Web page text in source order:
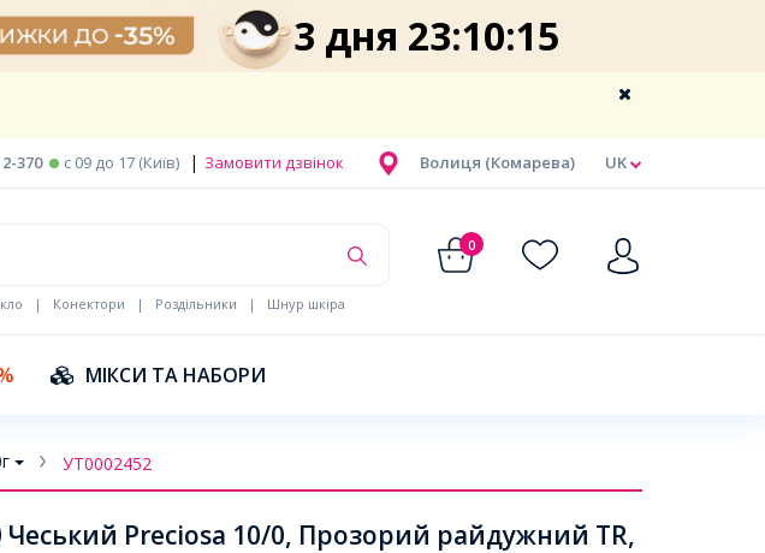
3 дня 23:10:15
UK
Волиця (Комарева)
370 c 09 до 17 (Київ) | Замовити дзвінок
0
| Конектори | Роздільники | Шнур шкіра
МІКСИ ТА НАБОРИ
УТ0002452
Чеський Preciosa 10/0, Прозорий райдужний TR,